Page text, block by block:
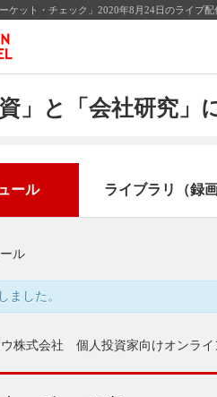
ケット・チェック」2020年8月24日のライブ
資」と「会社研究
ール ライブラリ（録画
ル
ました。
株式会社 個人投資家向けオンライ